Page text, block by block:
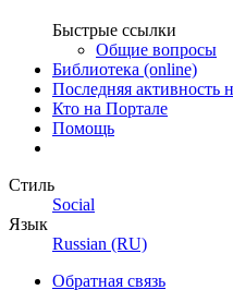
Быстрые ссылки
Общие вопросы
Библиотека (online)
Последняя активность
Кто на Портале
Помощь
Стиль
Social
Язык
Russian (RU)
Обратная связь